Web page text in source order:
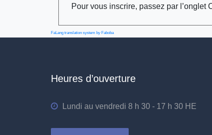
Pour vous inscrire, passez par l’onglet
FaLang translation system by Faboba
Heures d’ouverture
Lundi au vendredi 8 h 30 - 17 h 30 HE